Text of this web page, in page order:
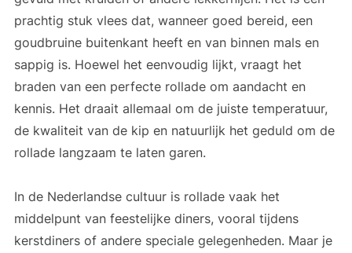
prachtig stuk vlees dat, wanneer goed bereid, een
goudbruine buitenkant heeft en van binnen mals en
sappig is. Hoewel het eenvoudig lijkt, vraagt het
braden van een perfecte rollade om aandacht en
kennis. Het draait allemaal om de juiste temperatuur,
de kwaliteit van de kip en natuurlijk het geduld om de
rollade langzaam te laten garen.
In de Nederlandse cultuur is rollade vaak het
middelpunt van feestelijke diners, vooral tijdens
kerstdiners of andere speciale gelegenheden. Maar je